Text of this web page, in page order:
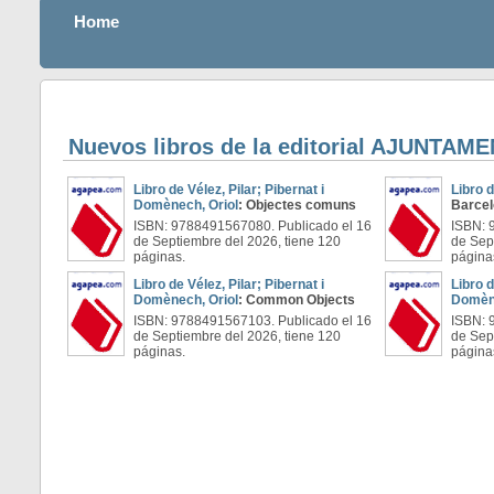
Home
Nuevos libros de la editorial
Libro de Vélez, Pilar; Pibernat i
Domènech, Oriol : Objectes comuns
ISBN: 9788491567080. Publicado el 16
de Septiembre del 2026, tiene 120
páginas.
Libro
ISBN:
de
Libro de Vélez, Pilar; Pibernat i
Domènech, Oriol : Common Objects
ISBN: 9788491567103. Publicado el 16
de Septiembre del 2026, tiene 120
páginas.
Libro
ISBN:
de